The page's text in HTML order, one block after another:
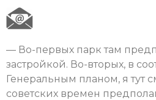
— Во-первых парк там
застройкой. Во-вторых, в
Генеральным планом, я тут
советских времен